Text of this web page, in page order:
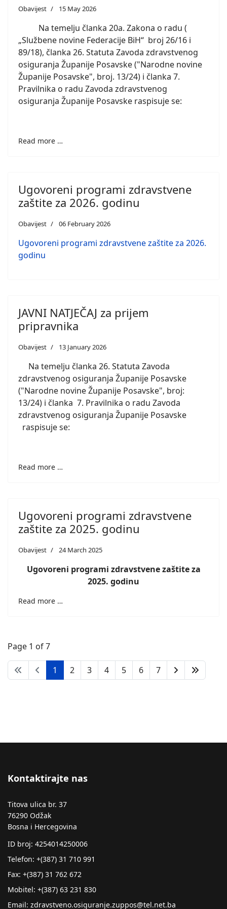
Obavijest 15 May 2026
Na temelju članka 20a. Zakona o radu (
„Službene novine Federacije BiH“ broj 26/16 i
89/18), članka 26. Statuta Zavoda zdravstvenog
osiguranja Županije Posavske ("Narodne novine
Županije Posavske", broj. 13/24) i članka 7.
Pravilnika o radu Zavoda zdravstvenog
osiguranja Županije Posavske raspisuje se:
Read more …
Ugovoreni programi zdravstvene
zaštite za 2026. godinu
Obavijest 06 February 2026
Ugovoreni programi zdravstvene zaštite za 2026.
godinu
JAVNI NATJEČAJ za prijem
pripravnika
Obavijest 13 January 2026
Na temelju članka 26. Statuta Zavoda
zdravstvenog osiguranja Županije Posavske
("Narodne novine Županije Posavske", broj:
13/24) i članka 7. Pravilnika o radu Zavoda
zdravstvenog osiguranja Županije Posavske
raspisuje se:
Read more …
Ugovoreni programi zdravstvene
zaštite za 2025. godinu
Obavijest 24 March 2025
Ugovoreni programi zdravstvene zaštite za
2025. godinu
Read more …
Page 1 of 7
1 2 3 4 5 6 7
Kontaktirajte nas
Titova ulica br. 37
76290 Odžak
Bosna i Hercegovina
ID broj: 4254014250006
Telefon: +(387) 31 710 991
Fax: +(387) 31 762 672
Mobitel: +(387) 63 231 830
Email: zdravstveno.osiguranje.zuppos@tel.net.ba